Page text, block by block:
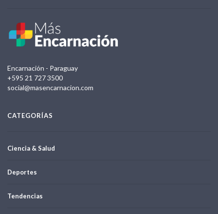
Encarnación - Paraguay
+595 21 727 3500
social@masencarnacion.com
CATEGORÍAS
Ciencia & Salud
Deportes
Tendencias